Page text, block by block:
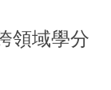
領域學分